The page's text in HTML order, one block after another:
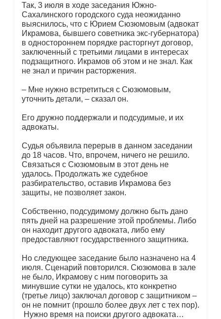
Так, 3 июля в ходе заседания Южно-
Сахалинского городского суда неожиданно
выяснилось, что с Юрием Сюзюмовым (адвокат
Икрамова, бывшего советника экс-губернатора)
в одностороннем порядке расторгнут договор,
заключенный с третьими лицами в интересах
подзащитного. Икрамов об этом и не знал. Как
не знал и причин расторжения.
– Мне нужно встретиться с Сюзюмовым,
уточнить детали, – сказал он.
Его дружно поддержали и подсудимые, и их
адвокаты.
Судья объявила перерыв в данном заседании
до 18 часов. Что, впрочем, ничего не решило.
Связаться с Сюзюмовым в этот день не
удалось. Продолжать же судебное
разбирательство, оставив Икрамова без
защиты, не позволяет закон.
Собственно, подсудимому должно быть дано
пять дней на разрешение этой проблемы. Либо
он находит другого адвоката, либо ему
предоставляют государственного защитника.
Но следующее заседание было назначено на 4
июля. Сценарий повторился. Сюзюмова в зале
не было, Икрамову с ним поговорить за
минувшие сутки не удалось, кто конкретно
(третье лицо) заключал договор с защитником –
он не помнит (прошло более двух лет с тех пор).
Нужно время на поиски другого адвоката…